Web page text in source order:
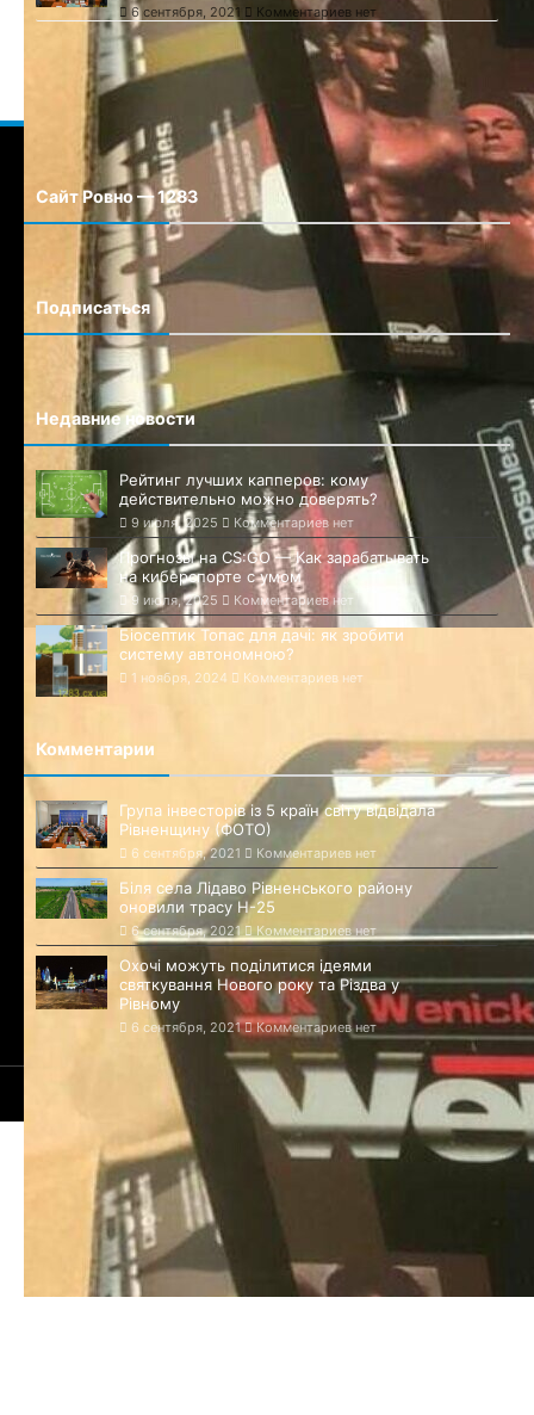
6 сентября, 2021 Комментариев нет
Сайт Ровно — 1283
Сайт города Ровно
Подписаться
Недавние новости
Рейтинг лучших капперов: кому
действительно можно доверять?
9 июля, 2025 Комментариев нет
Прогнозы на CS:GO — Как зарабатывать
на киберспорте с умом
9 июля, 2025 Комментариев нет
Біосептик Топас для дачі: як зробити
систему автономною?
1 ноября, 2024 Комментариев нет
Комментарии
Група інвесторів із 5 країн світу відвідала
Рівненщину (ФОТО)
6 сентября, 2021 Комментариев нет
Біля села Лідаво Рівненського району
оновили трасу Н-25
6 сентября, 2021 Комментариев нет
Охочі можуть поділитися ідеями
святкування Нового року та Різдва у
Рівному
6 сентября, 2021 Комментариев нет
© 2021-2025 Сайт Ровно - 1283